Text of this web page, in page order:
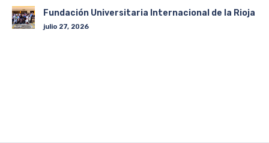
Fundación Universitaria Internacional de la Rioja
julio 27, 2026